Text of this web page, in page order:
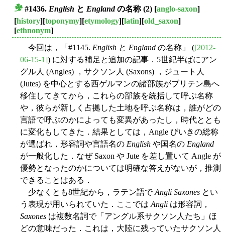
#1436. English と Englandの名称 (2) [anglo-saxon]
[history][toponymy][etymology][latin][old_saxon]
[ethnonym]
今回は，「#1145. English と England の名称」 ([2012-
06-15-1]) に対する補足と追加の記事．5世紀半ばにアン
グル人 (Angles) ，サクソン人 (Saxons) ，ジュート人
(Jutes) を中心とする西ゲルマンの諸部族がブリテン島へ
移住してきてから，これらの部族を統括して呼ぶ名称
や，彼らが新しく占拠した土地を呼ぶ名称は，誰がどの
言語で呼ぶのかによっても変異があったし，時代ととも
に変化もしてきた．結果としては，Angle びいきの総称
が選ばれ，形容詞や言語名の English や国名の England
が一般化した．なぜ Saxon や Jute を差し置いて Angle が
優勢となったのかについては明確な答えがないが，推測
できることはある．
少なくとも8世紀から，ラテン語でAngli Saxones とい
う表現が用いられていた．ここでは Angli は形容詞，
Saxones は複数名詞で「アングル系サクソン人たち」ほ
どの意味だった．これは，大陸に残っていたサクソン人